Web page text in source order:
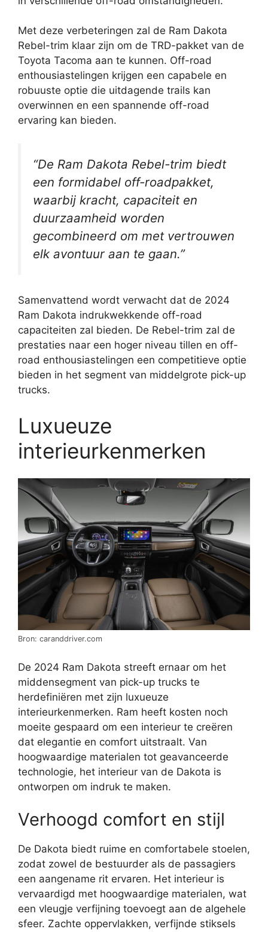
Met deze verbeteringen zal de Ram Dakota
Rebel-trim klaar zijn om de TRD-pakket van de
Toyota Tacoma aan te kunnen. Off-road
enthousiastelingen krijgen een capabele en
robuuste optie die uitdagende trails kan
overwinnen en een spannende off-road
ervaring kan bieden.
“De Ram Dakota Rebel-trim biedt
een formidabel off-roadpakket,
waarbij kracht, capaciteit en
duurzaamheid worden
gecombineerd om met vertrouwen
elk avontuur aan te gaan.”
Samenvattend wordt verwacht dat de 2024
Ram Dakota indrukwekkende off-road
capaciteiten zal bieden. De Rebel-trim zal de
prestaties naar een hoger niveau tillen en off-
road enthousiastelingen een competitieve optie
bieden in het segment van middelgrote pick-up
trucks.
Luxueuze
interieurkenmerken
Bron: caranddriver.com
De 2024 Ram Dakota streeft ernaar om het
middensegment van pick-up trucks te
herdefiniëren met zijn luxueuze
interieurkenmerken. Ram heeft kosten noch
moeite gespaard om een interieur te creëren
dat elegantie en comfort uitstraalt. Van
hoogwaardige materialen tot geavanceerde
technologie, het interieur van de Dakota is
ontworpen om indruk te maken.
Verhoogd comfort en stijl
De Dakota biedt ruime en comfortabele stoelen,
zodat zowel de bestuurder als de passagiers
een aangename rit ervaren. Het interieur is
vervaardigd met hoogwaardige materialen, wat
een vleugje verfijning toevoegt aan de algehele
sfeer. Zachte oppervlakken, verfijnde stiksels